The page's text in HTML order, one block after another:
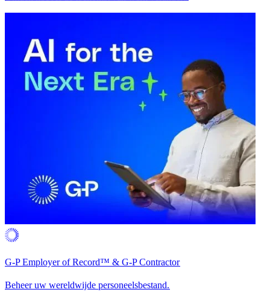
G-P Employer of Record™ & G-P Contractor​​
Beheer uw wereldwijde personeelsbestand.​​